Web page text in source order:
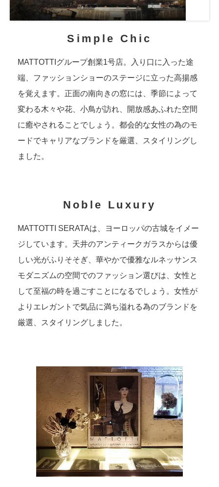
Simple Chic
MATTOTTIグループ創業1号店。入り口に入った途
端、ファッションショーのステージに立った高揚感
を覚えます。正面の南向きの窓には、季節によって
変わる木々や花、小鳥が訪れ、開放感あふれた空間
に癒やされることでしょう。都会的な女性の為のモ
ードでキャリアなブランドを厳選、スタイリングし
ました。
Noble Luxury
MATTOTTI SERATAは、ヨーロッパの古城をイメー
ジしています。天井のアンティークガラスからは優
しい光がふりそそぎ、華やかで優雅なルネッサンス
モダニズムの空間でのファッション選びは、女性と
して至福の時を過ごすことになるでしょう。女性が
よりエレガントで気品に満ち溢れる為のブランドを
厳選、スタイリングしました。